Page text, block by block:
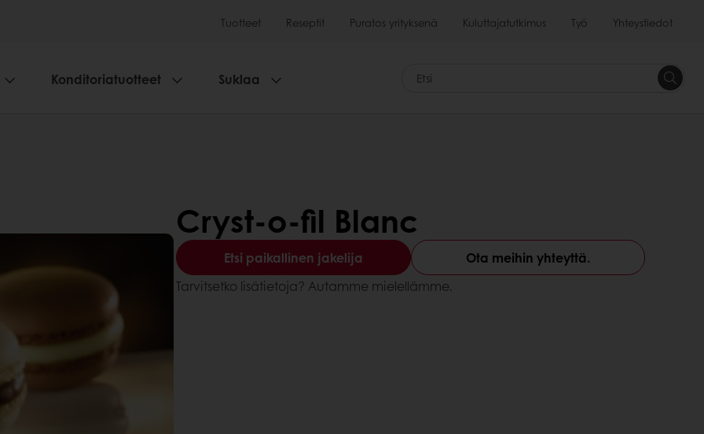
Tuotteet Reseptit Puratos yrityksenä Kuluttajatutkimus Työ Yhteystiedot
Konditoriatuotteet Suklaa
Cryst-o-fil Blanc
Etsi paikallinen jakelija
Ota meihin yhteyttä.
Tarvitsetko lisätietoja? Autamme mielellämme.